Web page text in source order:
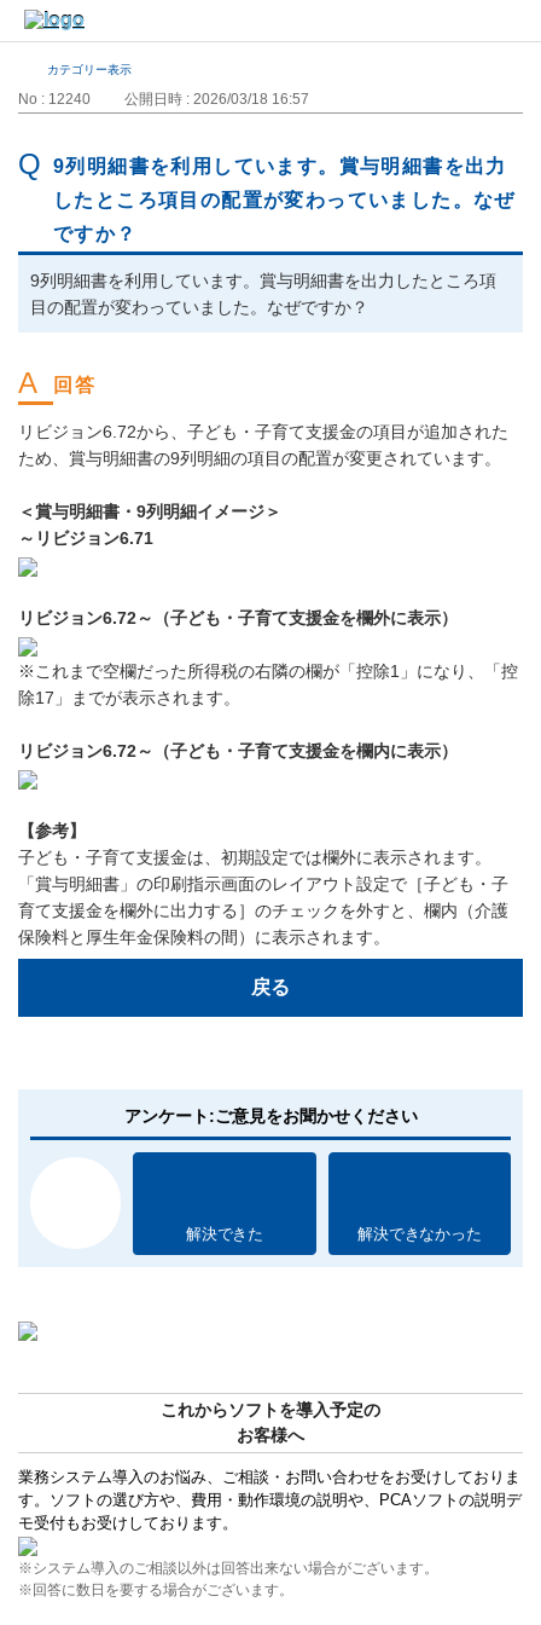
カテゴリー表示
No : 12240 公開日時 : 2026/03/18 16:57
9列明細書を利用しています。賞与明細書を出力
したところ項目の配置が変わっていました。なぜ
ですか？
9列明細書を利用しています。賞与明細書を出力したところ項
目の配置が変わっていました。なぜですか？
リビジョン6.72から、子ども・子育て支援金の項目が追加された
ため、賞与明細書の9列明細の項目の配置が変更されています。
＜賞与明細書・9列明細イメージ＞
～リビジョン6.71
リビジョン6.72～（子ども・子育て支援金を欄外に表示）
※これまで空欄だった所得税の右隣の欄が「控除1」になり、「控
除17」までが表示されます。
リビジョン6.72～（子ども・子育て支援金を欄内に表示）
【参考】
子ども・子育て支援金は、初期設定では欄外に表示されます。
「賞与明細書」の印刷指示画面のレイアウト設定で［子ども・子
育て支援金を欄外に出力する］のチェックを外すと、欄内（介護
保険料と厚生年金保険料の間）に表示されます。
戻る
アンケート:ご意見をお聞かせください
解決できた 解決できなかった
これからソフトを導入予定の
お客様へ
業務システム導入のお悩み、ご相談・お問い合わせをお受けしておりま
す。ソフトの選び方や、費用・動作環境の説明や、PCAソフトの説明デ
モ受付もお受けしております。
※システム導入のご相談以外は回答出来ない場合がございます。
※回答に数日を要する場合がございます。